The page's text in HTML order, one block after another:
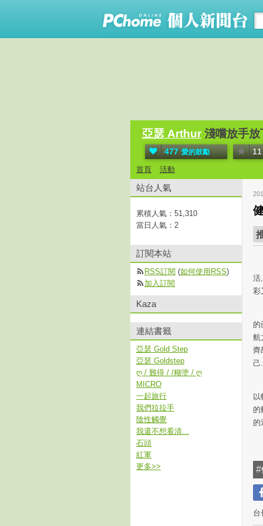
亞瑟 Arthur 淺嚐放手
477 愛的鼓勵 11
首頁 活動
活
彩
的
航
齊
己.
的
的
#
台
站台人氣
累積人氣： 51,310
當日人氣： 2
訂閱本站
RSS訂閱 (如何使用RSS)
加入訂閱
Kaza
連結書籤
亞瑟 Gold Step
亞瑟 Goldstep
ღ / 難得 / /糊塗 / ღ
MICRO
一起旅行
我們拉拉手
陰性觸覺
我還不想看清...
石頭
紅軍
更多>>